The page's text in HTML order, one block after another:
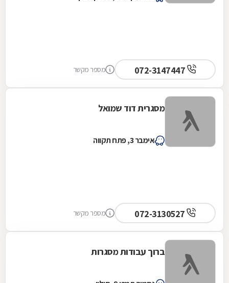
מספר מקשר
מסגרית דוד שמואל
אימבר 3, פתח תקווה
מספר מקשר
ברוך עבודות מסגרות